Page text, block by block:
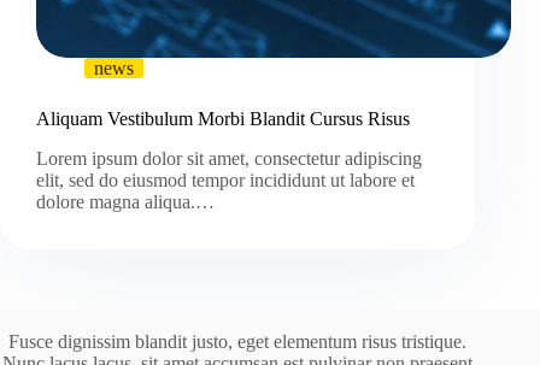
news
Aliquam Vestibulum Morbi Blandit Cursus Risus
Lorem ipsum dolor sit amet, consectetur adipiscing
elit, sed do eiusmod tempor incididunt ut labore et
dolore magna aliqua.…
Fusce dignissim blandit justo, eget elementum risus tristique.